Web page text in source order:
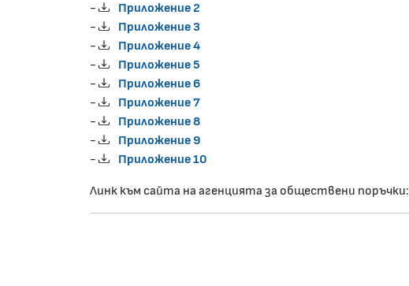
-
Приложение 2
-
Приложение 3
-
Приложение 4
-
Приложение 5
-
Приложение 6
-
Приложение 7
-
Приложение 8
-
Приложение 9
-
Приложение 10
Линк към сайта на агенцията за обществени поръчки: